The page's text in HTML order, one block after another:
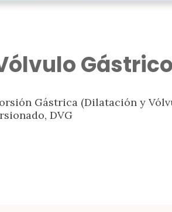
Gástrica (Dilatación y
DVG